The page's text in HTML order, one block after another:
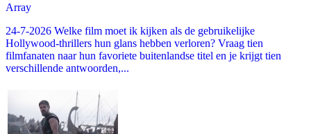
Array
24-7-2026 Welke film moet ik kijken als de gebruikelijke
Hollywood-thrillers hun glans hebben verloren? Vraag tien
filmfanaten naar hun favoriete buitenlandse titel en je krijgt tien
verschillende antwoorden,...